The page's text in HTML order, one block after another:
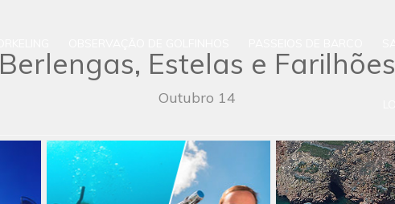
Berlengas, Estelas e Farilhões
Outubro 14